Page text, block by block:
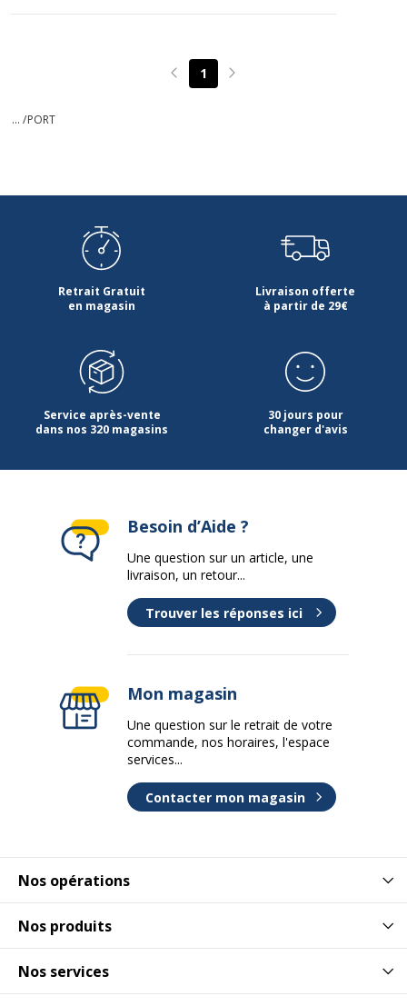
Page précédente
1 Page suivante
... /PORT
Retrait Gratuit
en magasin
Livraison offerte
à partir de 29€
Service après-vente
dans nos 320 magasins
30 jours pour
changer d'avis
Nos opérations
Nos produits
Nos services
Besoin d’Aide ?
Une question sur un article, une
livraison, un retour...
Trouver les réponses ici
Mon magasin
Une question sur le retrait de votre
commande, nos horaires, l'espace
services...
Contacter mon magasin